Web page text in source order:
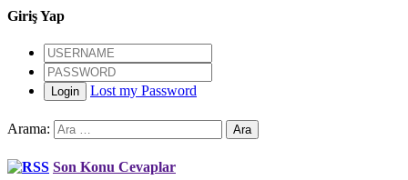
Giriş Yap
Login Lost my Password
Arama:
Son Konu Cevaplar